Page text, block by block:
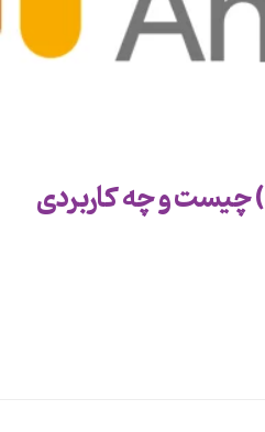
گوگل آنالیتیکس (GA) چیست و چه کاربردی